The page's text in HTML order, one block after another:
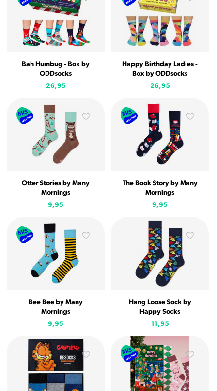
Bah Humbug - Box by
ODDsocks
26,95
Happy Birthday Ladies -
Box by ODDsocks
26,95
Otter Stories by Many
Mornings
9,95
The Book Story by Many
Mornings
9,95
Bee Bee by Many
Mornings
9,95
Hang Loose Sock by
Happy Socks
11,95